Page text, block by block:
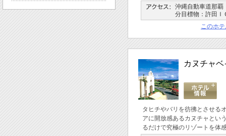
沖縄自動車道那覇
分目標物：許田Ｉ
このホ
カヌチャ
タヒチやバリを彷彿とさせる
アに開放感あるカヌチャとい
るだけで究極のリゾートを体